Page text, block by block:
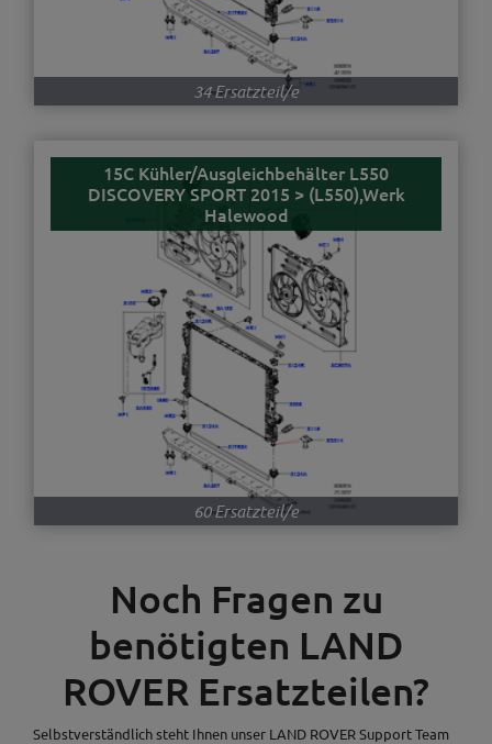
34 Ersatzteil/e
15C Kühler/Ausgleichbehälter L550
DISCOVERY SPORT 2015 > (L550),Werk
Halewood
60 Ersatzteil/e
Noch Fragen zu
benötigten LAND
ROVER Ersatzteilen?
Selbstverständlich steht Ihnen unser LAND ROVER Support Team